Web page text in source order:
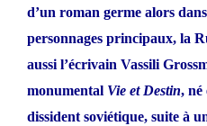
d’un roman germe alors
personnages principaux, la
aussi l’écrivain Vassili
monumental Vie et Destin,
dissident soviétique, suite à